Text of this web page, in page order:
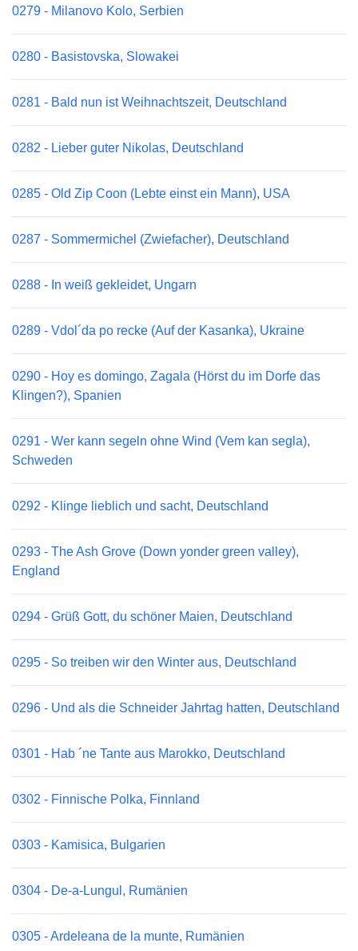
0279 - Milanovo Kolo, Serbien
0280 - Basistovska, Slowakei
0281 - Bald nun ist Weihnachtszeit, Deutschland
0282 - Lieber guter Nikolas, Deutschland
0285 - Old Zip Coon (Lebte einst ein Mann), USA
0287 - Sommermichel (Zwiefacher), Deutschland
0288 - In weiß gekleidet, Ungarn
0289 - Vdol´da po recke (Auf der Kasanka), Ukraine
0290 - Hoy es domingo, Zagala (Hörst du im Dorfe das
Klingen?), Spanien
0291 - Wer kann segeln ohne Wind (Vem kan segla),
Schweden
0292 - Klinge lieblich und sacht, Deutschland
0293 - The Ash Grove (Down yonder green valley),
England
0294 - Grüß Gott, du schöner Maien, Deutschland
0295 - So treiben wir den Winter aus, Deutschland
0296 - Und als die Schneider Jahrtag hatten, Deutschland
0301 - Hab ´ne Tante aus Marokko, Deutschland
0302 - Finnische Polka, Finnland
0303 - Kamisica, Bulgarien
0304 - De-a-Lungul, Rumänien
0305 - Ardeleana de la munte, Rumänien